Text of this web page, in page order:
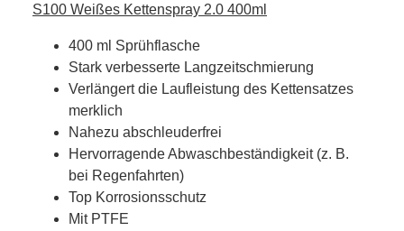
S100 Weißes Kettenspray 2.0 400ml
400 ml Sprühflasche
Stark verbesserte Langzeitschmierung
Verlängert die Laufleistung des Kettensatzes
merklich
Nahezu abschleuderfrei
Hervorragende Abwaschbeständigkeit (z. B.
bei Regenfahrten)
Top Korrosionsschutz
Mit PTFE